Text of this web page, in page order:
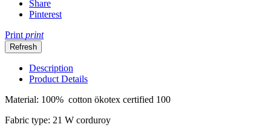
Share
Pinterest
Printprint
Description
Product Details
Material: 100% cotton ökotex certified 100
Fabric type: 21 W corduroy